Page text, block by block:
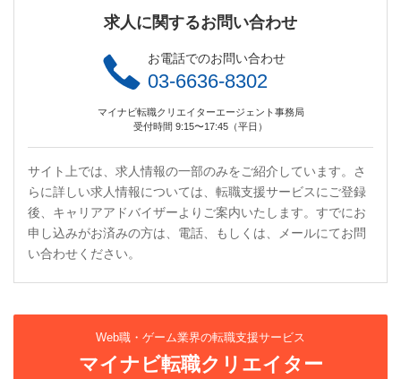
求人に関するお問い合わせ
お電話でのお問い合わせ
03-6636-8302
マイナビ転職クリエイターエージェント事務局
受付時間 9:15〜17:45（平日）
サイト上では、求人情報の一部のみをご紹介しています。さ
らに詳しい求人情報については、転職支援サービスにご登録
後、キャリアアドバイザーよりご案内いたします。すでにお
申し込みがお済みの方は、電話、もしくは、メールにてお問
い合わせください。
Web職・ゲーム業界の転職支援サービス
マイナビ転職クリエイター